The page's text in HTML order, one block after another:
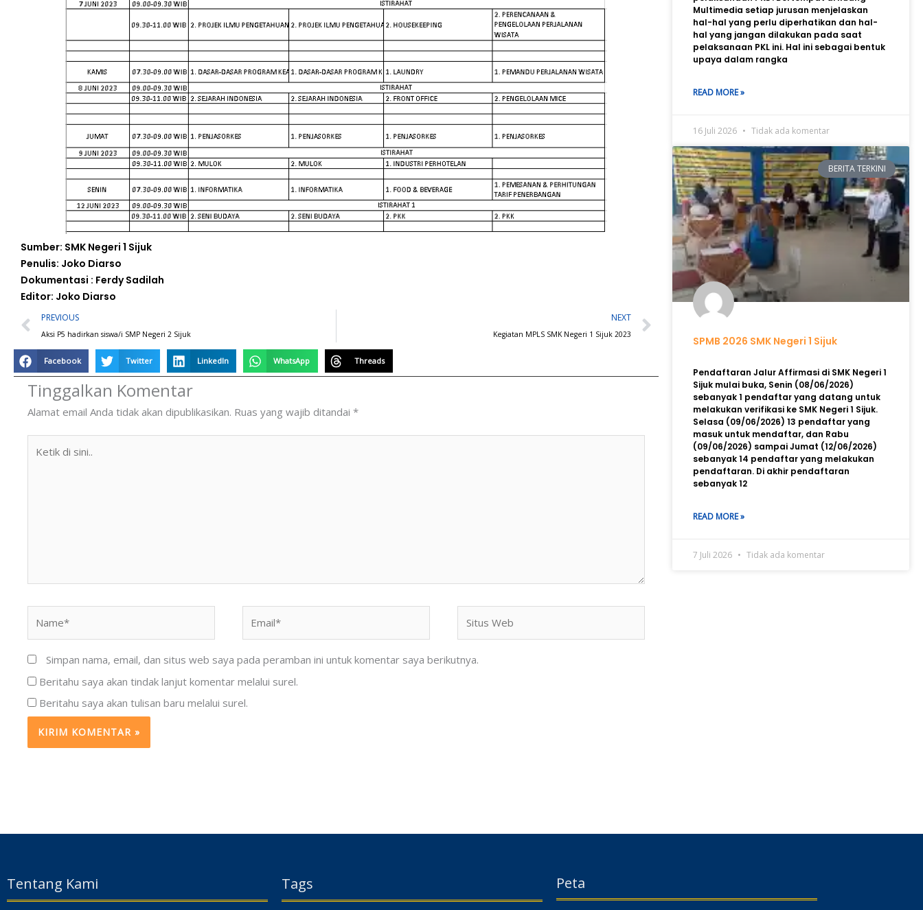
Sumber: SMK Negeri 1 Sijuk
Penulis: Joko Diarso
Dokumentasi : Ferdy Sadilah
Editor: Joko Diarso
Prev
PREVIOUS
Aksi P5 hadirkan siswa/i SMP Negeri 2 Sijuk
NEXT
Kegiatan MPLS SMK Negeri 1 Sijuk 2023
Next
Facebook Twitter LinkedIn WhatsApp Threads
Tinggalkan Komentar
Alamat email Anda tidak akan dipublikasikan. Ruas yang wajib ditandai *
Web
Simpan nama, email, dan situs web saya pada peramban ini untuk komentar saya berikutnya.
Beritahu saya akan tindak lanjut komentar melalui surel.
Beritahu saya akan tulisan baru melalui surel.
Multimedia setiap jurusan menjelaskan
hal-hal yang perlu diperhatikan dan hal-
hal yang jangan dilakukan pada saat
pelaksanaan PKL ini. Hal ini sebagai bentuk
upaya dalam rangka
READ MORE »
16 Juli 2026 Tidak ada komentar
BERITA TERKINI
SPMB 2026 SMK Negeri 1 Sijuk
Pendaftaran Jalur Affirmasi di SMK Negeri 1
Sijuk mulai buka, Senin (08/06/2026)
sebanyak 1 pendaftar yang datang untuk
melakukan verifikasi ke SMK Negeri 1 Sijuk.
Selasa (09/06/2026) 13 pendaftar yang
masuk untuk mendaftar, dan Rabu
(09/06/2026) sampai Jumat (12/06/2026)
sebanyak 14 pendaftar yang melakukan
pendaftaran. Di akhir pendaftaran
sebanyak 12
READ MORE »
7 Juli 2026 Tidak ada komentar
Tentang Kami Tags Peta